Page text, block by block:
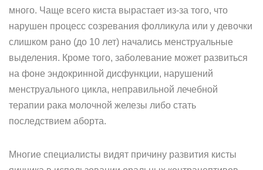
много. Чаще всего киста вырастает из-за того, что
нарушен процесс созревания фолликула или у девочки
слишком рано (до 10 лет) начались менструальные
выделения. Кроме того, заболевание может развиться
на фоне эндокринной дисфункции, нарушений
менструального цикла, неправильной лечебной
терапии рака молочной железы либо стать
последствием аборта.
Многие специалисты видят причину развития кисты